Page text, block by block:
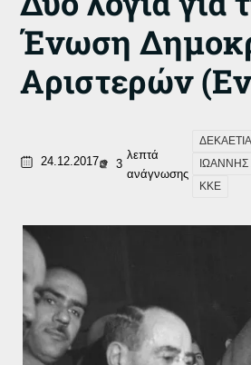
Ένωση
Αριστερών
24.12.2017 3
λεπτά
ανάγνωσης
ΚΚΕ